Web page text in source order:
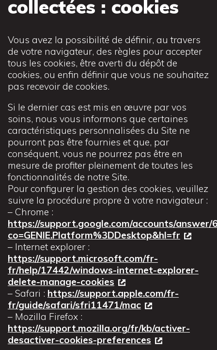
collectées : cookies
Vous avez la possibilité de définir, au travers
de votre navigateur, des règles pour accepter
tous les cookies, être averti du dépôt de
cookies, ou enfin définir que vous ne souhaitez
pas recevoir de cookies.
Si le dernier cas est mis en œuvre par vos
soins, nous vous informons que certaines
caractéristiques personnalisées du Site ne
pourront pas être fournies et que, par
conséquent, vous ne pourrez pas être en
mesure de profiter pleinement de toutes les
fonctionnalités de notre Site.
Pour configurer la gestion des cookies, veuillez
suivre la procédure propre à votre navigateur :
– Chrome :
https://support.google.com/accounts/answer/
co=GENIE.Platform%3DDesktop&hl=fr
– Internet explorer :
https://support.microsoft.com/fr-
fr/help/17442/windows-internet-explorer-
delete-manage-cookies
– Safari : https://support.apple.com/fr-
fr/guide/safari/sfri11471/mac
– Mozilla Firefox :
https://support.mozilla.org/fr/kb/activer-
desactiver-cookies-preferences